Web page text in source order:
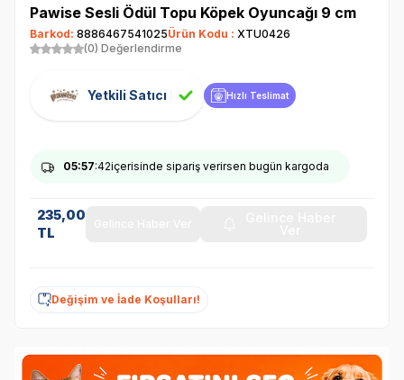
Pawise Sesli Ödül Topu Köpek Oyuncağı 9 cm
Barkod: 8886467541025Ürün Kodu : XTU0426
(0) Değerlendirme
Yetkili Satıcı Hızlı Teslimat
05:57:42içerisinde sipariş verirsen bugün kargoda
235,00
TL
Değişim ve İade Koşulları!